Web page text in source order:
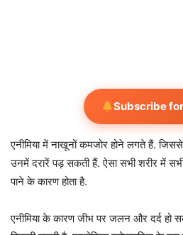
Subscribe
एनीमिया में नाखूनों कमजोर होने लगते हैं.
उनमें दरारें पड़ सकती हैं. ऐसा सभी शरीर में
पाने के कारण होता है.
एनीमिया के कारण जीभ पर जलन और दर्द